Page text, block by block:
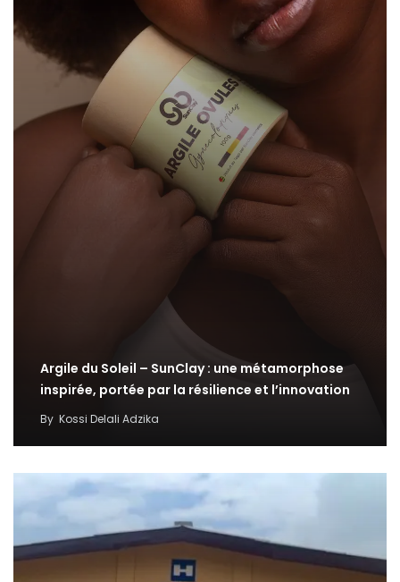
Argile du Soleil – SunClay : une métamorphose
inspirée, portée par la résilience et l’innovation
By Kossi Delali Adzika